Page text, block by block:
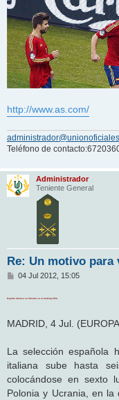
http://www.as.com/
Teléfono de
Administrador
Teniente General
Re: Un motivo para
M
s
e
04 Jul 2012, 15:05
España afianza su liderato en el ranking FIFA
MADRID, 4 Jul.
La selección española
italiana sube hasta
colocándose en sexto
Polonia y Ucrania, en